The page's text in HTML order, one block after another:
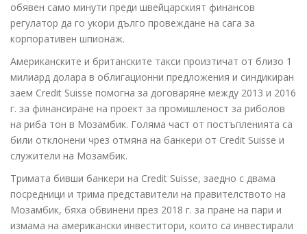
обявен само минути преди швейцарският финансов
регулатор да го укори дълго провеждане на сага за
корпоративен шпионаж.
Американските и британските такси произтичат от близо 1
милиард долара в облигационни предложения и синдикиран
заем Credit Suisse помогна за договаряне между 2013 и 2016
г. за финансиране на проект за промишленост за риболов
на риба тон в Мозамбик. Голяма част от постъпленията са
били отклонени чрез отмяна на банкери от Credit Suisse и
служители на Мозамбик.
Тримата бивши банкери на Credit Suisse, заедно с двама
посредници и трима представители на правителството на
Мозамбик, бяха обвинени през 2018 г. за пране на пари и
измама на американски инвеститори, които са инвестирали